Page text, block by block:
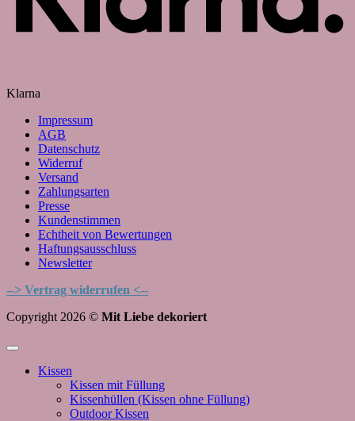
Klarna
Impressum
AGB
Datenschutz
Widerruf
Versand
Zahlungsarten
Presse
Kundenstimmen
Echtheit von Bewertungen
Haftungsausschluss
Newsletter
--> Vertrag widerrufen <--
Copyright 2026 © Mit Liebe dekoriert
Kissen
Kissen mit Füllung
Kissenhüllen (Kissen ohne Füllung)
Outdoor Kissen